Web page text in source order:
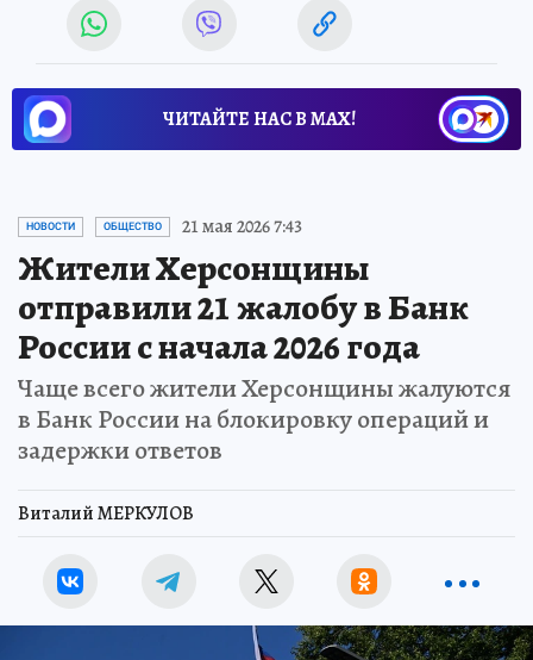
ЧИТАЙТЕ НАС В МАХ!
НОВОСТИ ОБЩЕСТВО 21 мая 2026 7:43
Жители Херсонщины
отправили 21 жалобу в Банк
России с начала 2026 года
Чаще всего жители Херсонщины жалуются
в Банк России на блокировку операций и
задержки ответов
Виталий МЕРКУЛОВ